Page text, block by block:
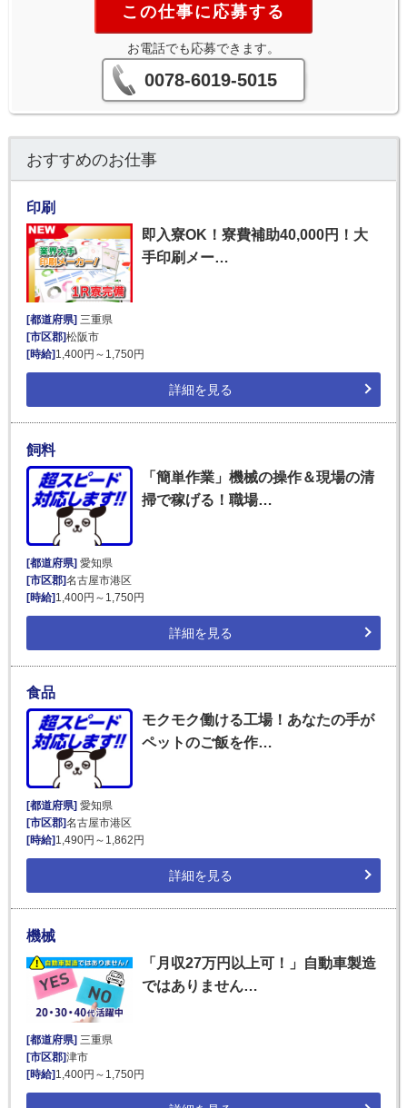
この仕事に応募する
お電話でも応募できます。
0078-6019-5015
おすすめのお仕事
印刷
即入寮OK！寮費補助40,000円！大
手印刷メー…
[都道府県] 三重県
[市区郡]松阪市
[時給] 1,400円～1,750円
詳細を見る
飼料
「簡単作業」機械の操作＆現場の清
掃で稼げる！職場…
[都道府県]愛知県
[市区郡]名古屋市港区
[時給]1,400円～1,750円
詳細を見る
食品
モクモク働ける工場！あなたの手が
ペットのご飯を作…
[都道府県] 愛知県
[市区郡]名古屋市港区
[時給] 1,490円～1,862円
詳細を見る
機械
「月収27万円以上可！」自動車製造
ではありません…
[都道府県] 三重県
[市区郡]津市
[時給] 1,400円～1,750円